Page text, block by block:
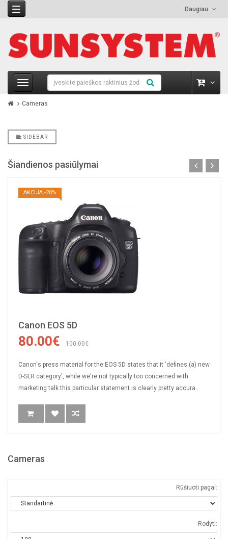
Daugiau
Cameras
SIDEBAR
Šiandienos pasiūlymai
AKCIJA -20%
Canon EOS 5D
80.00€ 100.00€
Canon's press material for the EOS 5D states that it 'defines (a) new
D-SLR category', while we're not typically too concerned with
marketing talk this particular statement is clearly pretty accura..
Cameras
Rūšiuoti pagal:
Rodyti: